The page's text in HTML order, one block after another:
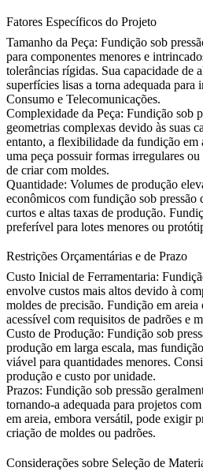
Fatores Específicos do Projeto
Tamanho da Peça: Fundição sob
para componentes menores e
tolerâncias rígidas. Sua capacidade de
superfícies lisas a torna adequada
Consumo e Telecomunicações.
Complexidade da Peça: Fundição sob
geometrias complexas devido às suas
entanto, a flexibilidade da fundição em
uma peça possuir formas irregulares
de criar com moldes.
Quantidade: Volumes de produção
econômicos com fundição sob pressão
curtos e altas taxas de produção.
preferível para lotes menores ou
Restrições Orçamentárias e de Prazo
Custo Inicial de Ferramentaria:
envolve custos mais altos devido à
moldes de precisão. Fundição em
acessível com requisitos de padrões e
Custo de Produção: Fundição sob
produção em larga escala, mas
viável para quantidades menores.
produção e custo por unidade.
Prazos: Fundição sob pressão
tornando-a adequada para projetos
em areia, embora versátil, pode exigir
criação de moldes ou padrões.
Considerações sobre Seleção de